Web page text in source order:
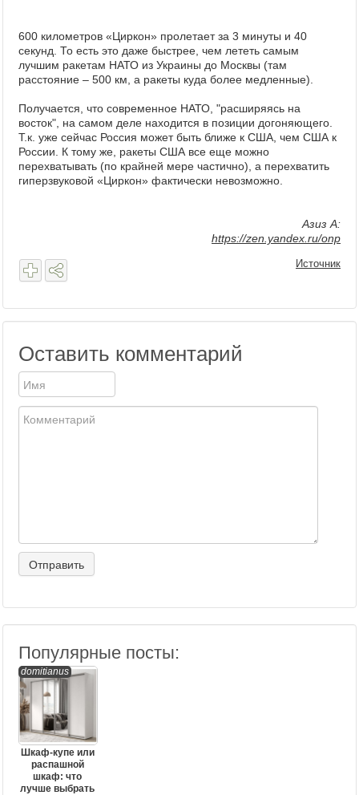
600 километров «Циркон» пролетает за 3 минуты и 40
секунд. То есть это даже быстрее, чем лететь самым
лучшим ракетам НАТО из Украины до Москвы (там
расстояние – 500 км, а ракеты куда более медленные).
Получается, что современное НАТО, "расширяясь на
восток", на самом деле находится в позиции догоняющего.
Т.к. уже сейчас Россия может быть ближе к США, чем США к
России. К тому же, ракеты США все еще можно
перехватывать (по крайней мере частично), а перехватить
гиперзвуковой «Циркон» фактически невозможно.
Азиз А:
https://zen.yandex.ru/onp
Источник
Оставить комментарий
Популярные посты:
domitianus
Шкаф-купе или
распашной
шкаф: что
лучше выбрать